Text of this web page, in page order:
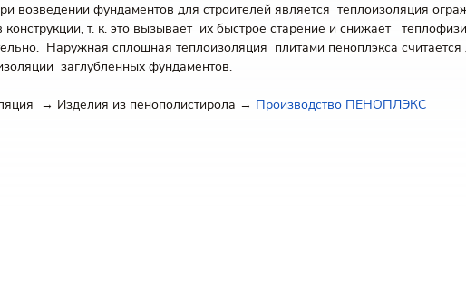
возведении фундаментов для строителей является теплоизоляция
т. к. это вызывает их быстрое старение и снижает
Наружная сплошная теплоизоляция плитами пеноплэкса
заглубленных фундаментов.
→ Изделия из пенополистирола → Производство ПЕНОПЛЭКС